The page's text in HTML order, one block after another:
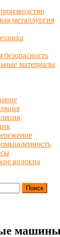
металлургия
материалы
волокна
машины: